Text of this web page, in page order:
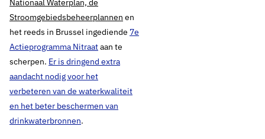
Nationaal Waterplan, de
Stroomgebiedsbeheerplannen en
het reeds in Brussel ingediende 7e
Actieprogramma Nitraataan te
scherpen. Er is dringend extra
aandacht nodig voor het
verbeteren van de water­kwaliteit
en het beter beschermen van
drinkwaterbronnen.